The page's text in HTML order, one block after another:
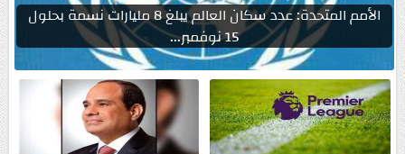
الأمم المتحدة: عدد سكان العالم يبلغ 8 مليارات نسمة بحلول
15 نوفمبر...